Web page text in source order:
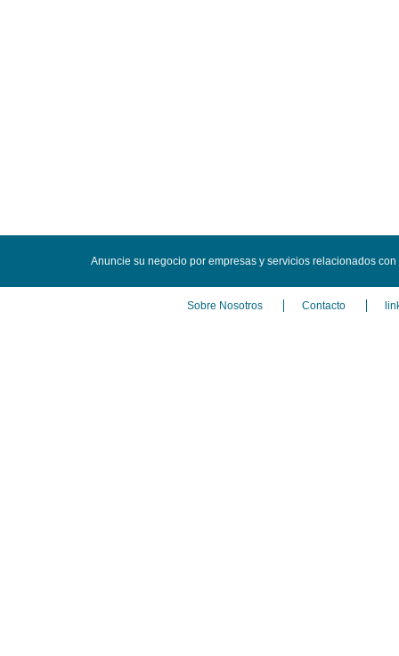
Anuncie su negocio por empresas y servicios relacionados
Sobre Nosotros Contacto